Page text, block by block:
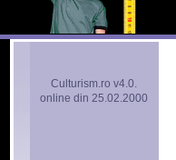
Culturism.ro v4.0.
online din 25.02.2000